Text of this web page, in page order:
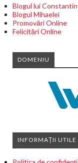
Blogul lui Constantin
Blogul Mihaelei
Promovări Online
Felicitări Online
DOMENIU
INFORMAȚII UTILE